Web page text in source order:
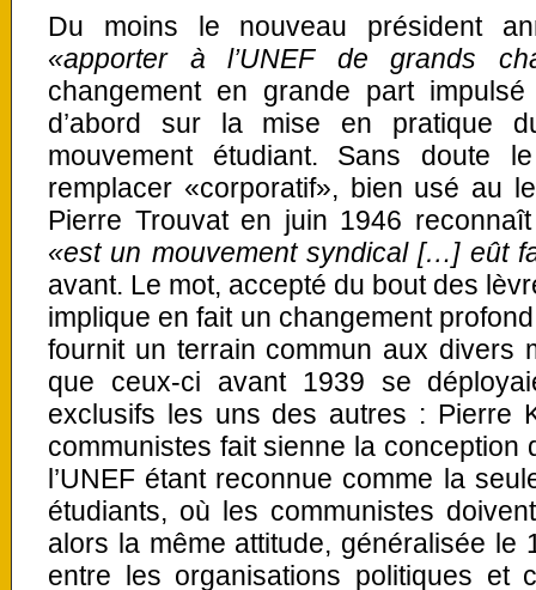
Du moins le nouveau président
«apporter à l’UNEF de grands
changement en grande part
d’abord sur la mise en pratique
mouvement étudiant. Sans doute
remplacer «corporatif», bien usé au
Pierre Trouvat en juin 1946
«est un mouvement syndical […] eût
avant. Le mot, accepté du bout des
implique en fait un changement
fournit un terrain commun aux divers
que ceux-ci avant 1939 se
exclusifs les uns des autres : Pierre
communistes fait sienne la conception
l’UNEF étant reconnue comme la
étudiants, où les communistes
alors la même attitude, généralisée le
entre les organisations politiques et